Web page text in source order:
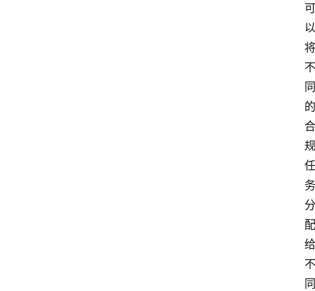
可
以
将
不
同
的
合
规
任
务
分
配
给
不
同